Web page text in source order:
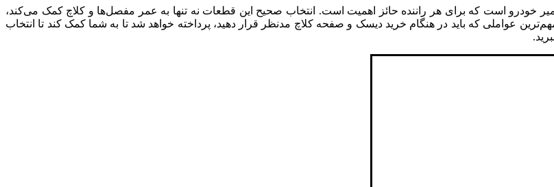
خودرو است که برای هر راننده حائز اهمیت است. انتخاب صحیح این قطعات نه تنها به عمر مفصل‌ها و کلاچ کمک می‌کند،
عواملی که باید در هنگام خرید دیسک و صفحه کلاچ مدنظر قرار دهید، پرداخته خواهد شد تا به شما کمک کند تا انتخاب